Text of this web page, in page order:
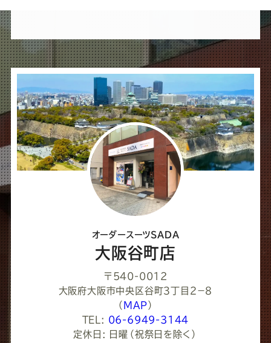
ば
シ
ェ
ア
し
て
く
だ
い
オーダースーツSADA
大阪谷町店
〒540-0012
大阪府大阪市中央区谷町３丁目２−８
（ MAP ）
TEL: 06-6949-3144
定休日: 日曜（祝祭日を除く）